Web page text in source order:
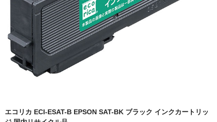
富士フイルムBI
NEC
エプソン
富士通
エコリカ ECI-ESAT-B EPSON SAT-BK ブラック インクカートリッ